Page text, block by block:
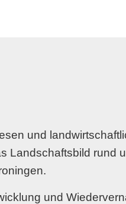
und
Landschaftsbild rund
und